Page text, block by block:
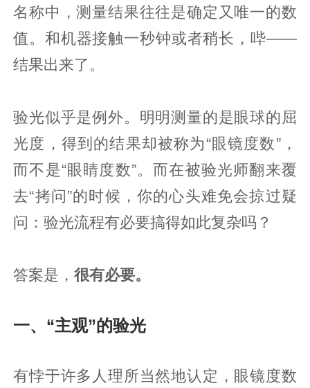
名称中，测量结果往往是确定又唯一的数
值。和机器接触一秒钟或者稍长，哔——
结果出来了。
验光似乎是例外。明明测量的是眼球的屈
光度，得到的结果却被称为“眼镜度数”，
而不是“眼睛度数”。而在被验光师翻来覆
去“拷问”的时候，你的心头难免会掠过疑
问：验光流程有必要搞得如此复杂吗？
答案是，很有必要。
一、“主观”的验光
有悖于许多人理所当然地认定，眼镜度数